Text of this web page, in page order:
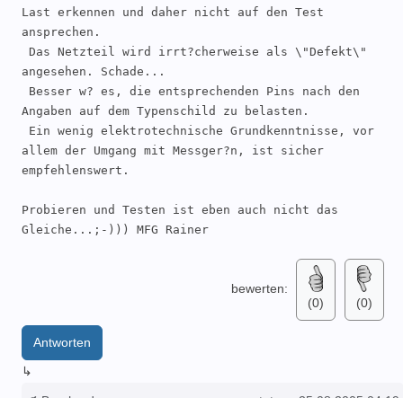
Last erkennen und daher nicht auf den Test
ansprechen.
angesehen. Schade...
Angaben auf dem Typenschild zu belasten.
allem der Umgang mit Messger?n, ist sicher
empfehlenswert.
Probieren und Testen ist eben auch nicht das
Gleiche...;-))) MFG Rainer
bewerten:
(0)
(0)
Antworten
↳